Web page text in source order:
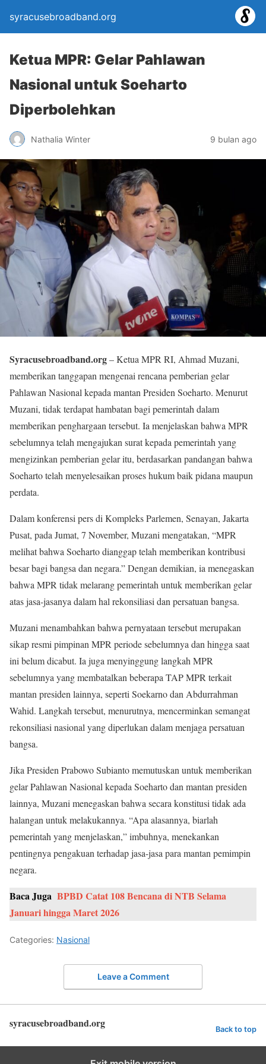
syracusebroadband.org
Ketua MPR: Gelar Pahlawan
Nasional untuk Soeharto
Diperbolehkan
Nathalia Winter 9 bulan ago
Syracusebroadband.org– Ketua MPR RI, Ahmad Muzani,
memberikan tanggapan mengenai rencana pemberian gelar
Pahlawan Nasional kepada mantan Presiden Soeharto. Menurut
Muzani, tidak terdapat hambatan bagi pemerintah dalam
memberikan penghargaan tersebut. Ia menjelaskan bahwa MPR
sebelumnya telah mengajukan surat kepada pemerintah yang
mengizinkan pemberian gelar itu, berdasarkan pandangan bahwa
Soeharto telah menyelesaikan proses hukum baik pidana maupun
perdata.
Dalam konferensi pers di Kompleks Parlemen, Senayan, Jakarta
Pusat, pada Jumat, 7 November, Muzani mengatakan, “MPR
melihat bahwa Soeharto dianggap telah memberikan kontribusi
besar bagi bangsa dan negara.” Dengan demikian, ia menegaskan
bahwa MPR tidak melarang pemerintah untuk memberikan gelar
atas jasa-jasanya dalam hal rekonsiliasi dan persatuan bangsa.
Muzani menambahkan bahwa pernyataan tersebut merupakan
sikap resmi pimpinan MPR periode sebelumnya dan hingga saat
ini belum dicabut. Ia juga menyinggung langkah MPR
sebelumnya yang membatalkan beberapa TAP MPR terkait
mantan presiden lainnya, seperti Soekarno dan Abdurrahman
Wahid. Langkah tersebut, menurutnya, mencerminkan semangat
rekonsiliasi nasional yang diperlukan dalam menjaga persatuan
bangsa.
Jika Presiden Prabowo Subianto memutuskan untuk memberikan
gelar Pahlawan Nasional kepada Soeharto dan mantan presiden
lainnya, Muzani menegaskan bahwa secara konstitusi tidak ada
halangan untuk melakukannya. “Apa alasannya, biarlah
pemerintah yang menjelaskan,” imbuhnya, menekankan
pentingnya pengakuan terhadap jasa-jasa para mantan pemimpin
negara.
Baca Juga BPBD Catat 108 Bencana di NTB Selama
Januari hingga Maret 2026
Categories: Nasional
Leave a Comment
syracusebroadband.org Back to top